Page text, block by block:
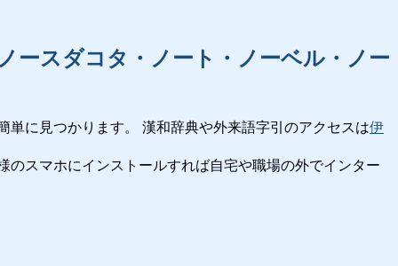
ースダコタ・ノート・ノーベル・ノー
に見つかります。 漢和辞典や外来語字引のアクセスは伊
のスマホにインストールすれば自宅や職場の外でインター